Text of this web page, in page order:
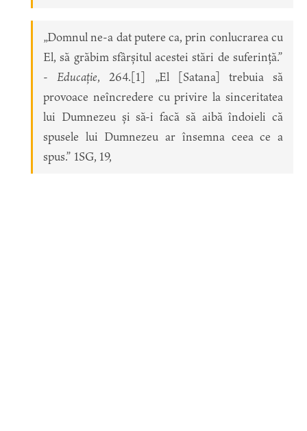
„Domnul ne-a dat putere ca, prin conlucrarea cu
El, să grăbim sfârșitul acestei stări de suferință.”
-Educație, 264.[1] „El [Satana] trebuia să
provoace neîncredere cu privire la sinceritatea
lui Dumnezeu și să-i facă să aibă îndoieli că
spusele lui Dumnezeu ar însemna ceea ce a
spus.” 1SG, 19,